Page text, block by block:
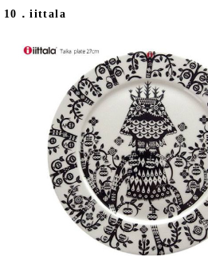
10．iittala